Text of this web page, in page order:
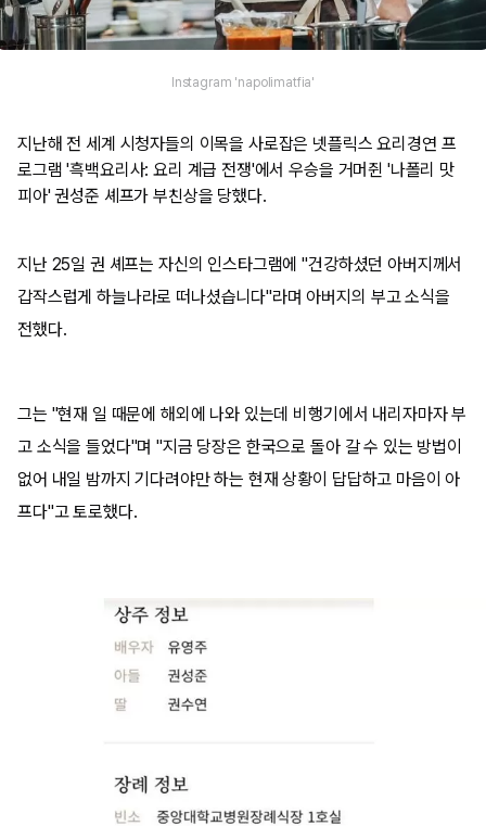
Instagram 'napolimatfia'
지난해 전 세계 시청자들의 이목을 사로잡은 넷플릭스 요리경연 프
로그램 '흑백요리사: 요리 계급 전쟁'에서 우승을 거머쥔 '나폴리 맛
피아' 권성준 셰프가 부친상을 당했다.
지난 25일 권 셰프는 자신의 인스타그램에 "건강하셨던 아버지께서
갑작스럽게 하늘나라로 떠나셨습니다"라며 아버지의 부고 소식을
전했다.
그는 "현재 일 때문에 해외에 나와 있는데 비행기에서 내리자마자 부
고 소식을 들었다"며 "지금 당장은 한국으로 돌아 갈 수 있는 방법이
없어 내일 밤까지 기다려야만 하는 현재 상황이 답답하고 마음이 아
프다"고 토로했다.